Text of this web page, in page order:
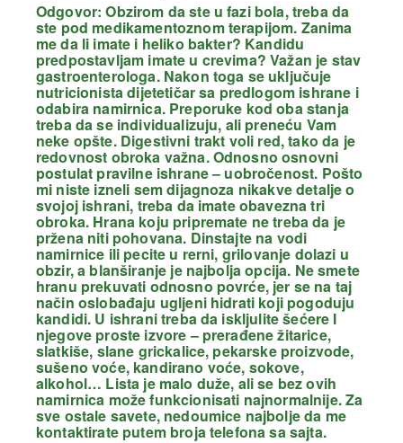
Odgovor: Obzirom da ste u fazi bola, treba da
ste pod medikamentoznom terapijom. Zanima
me da li imate i heliko bakter? Kandidu
predpostavljam imate u crevima? Važan je stav
gastroenterologa. Nakon toga se uključuje
nutricionista dijetetičar sa predlogom ishrane i
odabira namirnica. Preporuke kod oba stanja
treba da se individualizuju, ali preneću Vam
neke opšte. Digestivni trakt voli red, tako da je
redovnost obroka važna. Odnosno osnovni
postulat pravilne ishrane – uobročenost. Pošto
mi niste izneli sem dijagnoza nikakve detalje o
svojoj ishrani, treba da imate obavezna tri
obroka. Hrana koju pripremate ne treba da je
pržena niti pohovana. Dinstajte na vodi
namirnice ili pecite u rerni, grilovanje dolazi u
obzir, a blanširanje je najbolja opcija. Ne smete
hranu prekuvati odnosno povrće, jer se na taj
način oslobađaju ugljeni hidrati koji pogoduju
kandidi. U ishrani treba da iskljulite šećere I
njegove proste izvore – prerađene žitarice,
slatkiše, slane grickalice, pekarske proizvode,
sušeno voće, kandirano voće, sokove,
alkohol… Lista je malo duže, ali se bez ovih
namirnica može funkcionisati najnormalnije. Za
sve ostale savete, nedoumice najbolje da me
kontaktirate putem broja telefona sa sajta.